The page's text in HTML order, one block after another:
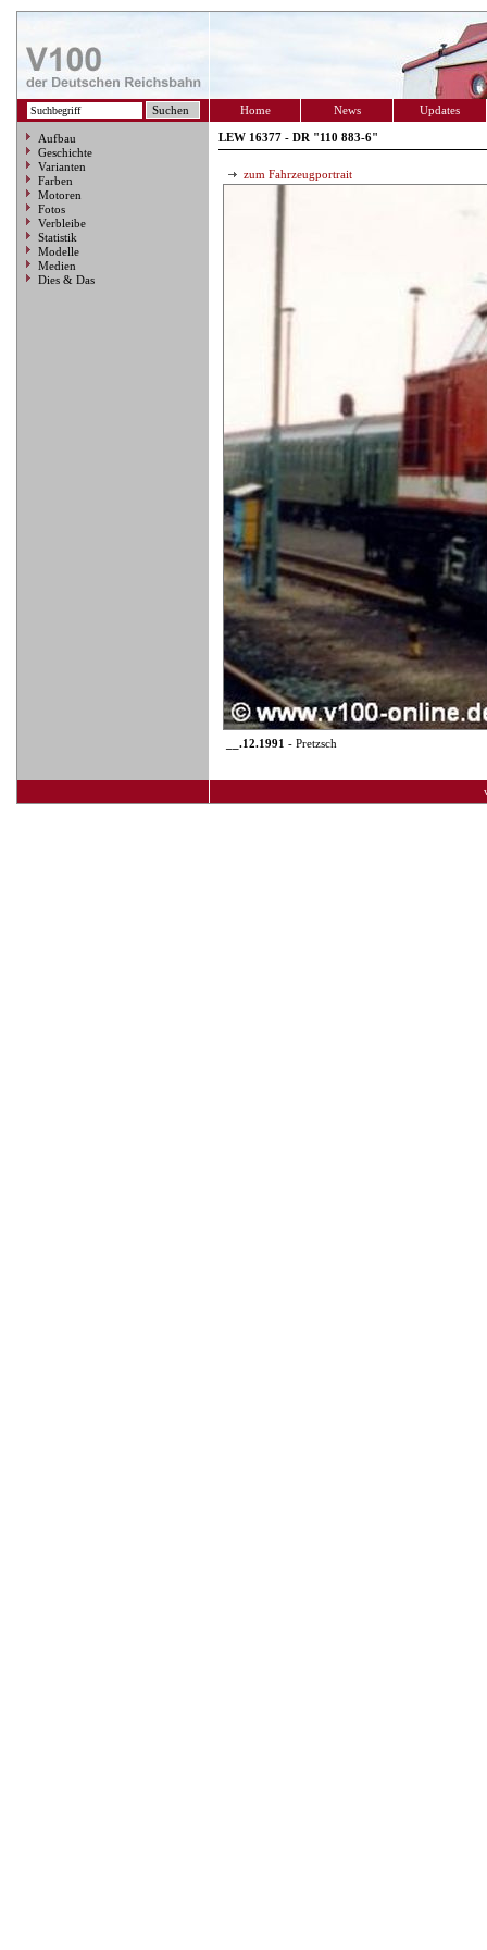
Home News Updates
Aufbau
Geschichte
Varianten
Farben
Motoren
Fotos
Verbleibe
Statistik
Modelle
Medien
Dies & Das
LEW 16377 - DR "110 883-6"
zum Fahrzeugportrait
__.12.1991 - Pretzsch